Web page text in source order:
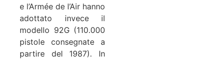
e l’Armée de l’Air hanno
adottato invece il
modello 92G (110.000
pistole consegnate a
partire del 1987). In